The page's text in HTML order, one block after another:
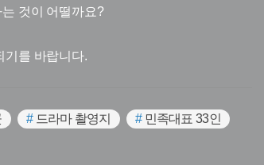
것이 어떨까요?
기를 바랍니다.
#드라마 촬영지 #민족대표 33인